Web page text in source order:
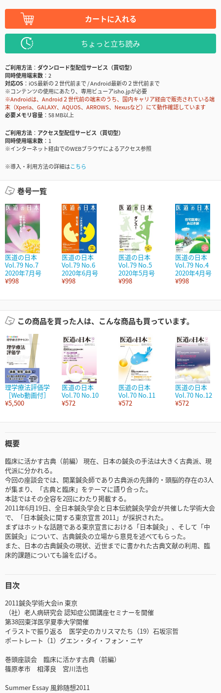
カートに入れる
ちょっと立ち読み
ご利用方法
ダウンロード型配信サービス（買切型）
同時使用端末数
2
対応OS
iOS最新の２世代前まで / Android最新の２世代前まで
※コンテンツの使用にあたり、専用ビューアisho.jpが必要
※Androidは、Android２世代前の端末のうち、国内キャリア経由で販売されている端
末（Xperia、GALAXY、AQUOS、ARROWS、Nexusなど）にて動作確認しています
必要メモリ容量
58 MB以上
ご利用方法
アクセス型配信サービス（買切型）
同時使用端末数
1
※インターネット経由でのWEBブラウザによるアクセス参照
※導入・利用方法の詳細はこちら
巻号一覧
医道の日本
Vol.79 No.7
2020年7月号
¥998
医道の日本
Vol.79 No.6
2020年6月号
¥998
医道の日本
Vol.79 No.5
2020年5月号
¥998
医道の日本
Vol.79 No.4
2020年4月号
¥998
この商品を買った人は、こんな商品も買っています。
理学療法評価学
［Web動画付］
¥5,500
医道の日本
Vol.70 No.10
¥572
医道の日本
Vol.70 No.11
¥572
医道の日本
Vol.70 No.12
¥572
概要
臨床に活かす古典（前編） 現在、日本の鍼灸の手法は大きく古典派、現
代派に分かれる。
今回の座談会では、開業鍼灸師であり古典派の先鋒的・頭脳的存在の3人
が集まり、「古典と臨床」をテーマに語り合った。
本誌ではその全容を2回にわたり掲載する。
2011年6月19日、全日本鍼灸学会と日本伝統鍼灸学会が共催した学術大会
で、「日本鍼灸に関する東京宣言 2011」が採択された。
まずはホットな話題である東京宣言における「日本鍼灸」、そして「中
医鍼灸」について、古典鍼灸の立場から意見を述べてもらった。
また、日本の古典鍼灸の現状、近世までに書かれた古典文献の利用、臨
床的課題についても論を広げる。
目次
2011鍼灸学術大会in 東京
（社）老人病研究会 認知症公開講座セミナーを開催
第38回東洋医学夏季大学開催
イラストで振り返る 医学史のカリスマたち（19）石坂宗哲
ポートレート（1）グエン・タイ・フォン・ニヤ
巻頭座談会 臨床に活かす古典（前編）
篠原孝市 相澤良 宮川浩也
Summer Essay 風鈴随想2011